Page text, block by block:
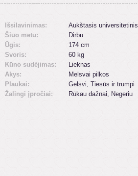
Išsilavinimas:
Aukštasis universitetinis
Šiuo metu:
Dirbu
Ūgis:
174 cm
Svoris:
60 kg
Kūno sudėjimas:
Lieknas
Akys:
Melsvai pilkos
Plaukai:
Gelsvi, Tiesūs ir trumpi
Žalingi įpročiai:
Rūkau dažnai, Negeriu